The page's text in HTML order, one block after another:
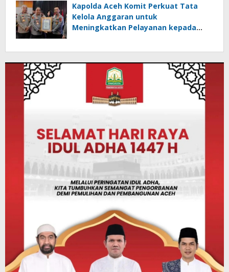
Kapolda Aceh Komit Perkuat Tata
Kelola Anggaran untuk
Meningkatkan Pelayanan kepada